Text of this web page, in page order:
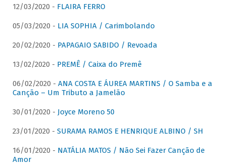
12/03/2020 - FLAIRA FERRO
05/03/2020 - LIA SOPHIA / Carimbolando
20/02/2020 - PAPAGAIO SABIDO / Revoada
13/02/2020 - PREMÊ / Caixa do Premê
06/02/2020 - ANA COSTA E ÁUREA MARTINS / O Samba e a
Canção – Um Tributo a Jamelão
30/01/2020 - Joyce Moreno 50
23/01/2020 - SURAMA RAMOS E HENRIQUE ALBINO / SH
16/01/2020 - NATÁLIA MATOS / Não Sei Fazer Canção de
Amor